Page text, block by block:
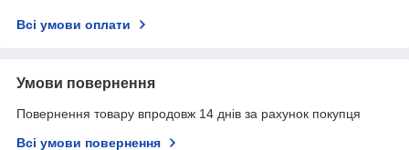
Всі умови оплати
Умови повернення
Повернення товару впродовж 14 днів за рахунок покупця
Всі умови повернення